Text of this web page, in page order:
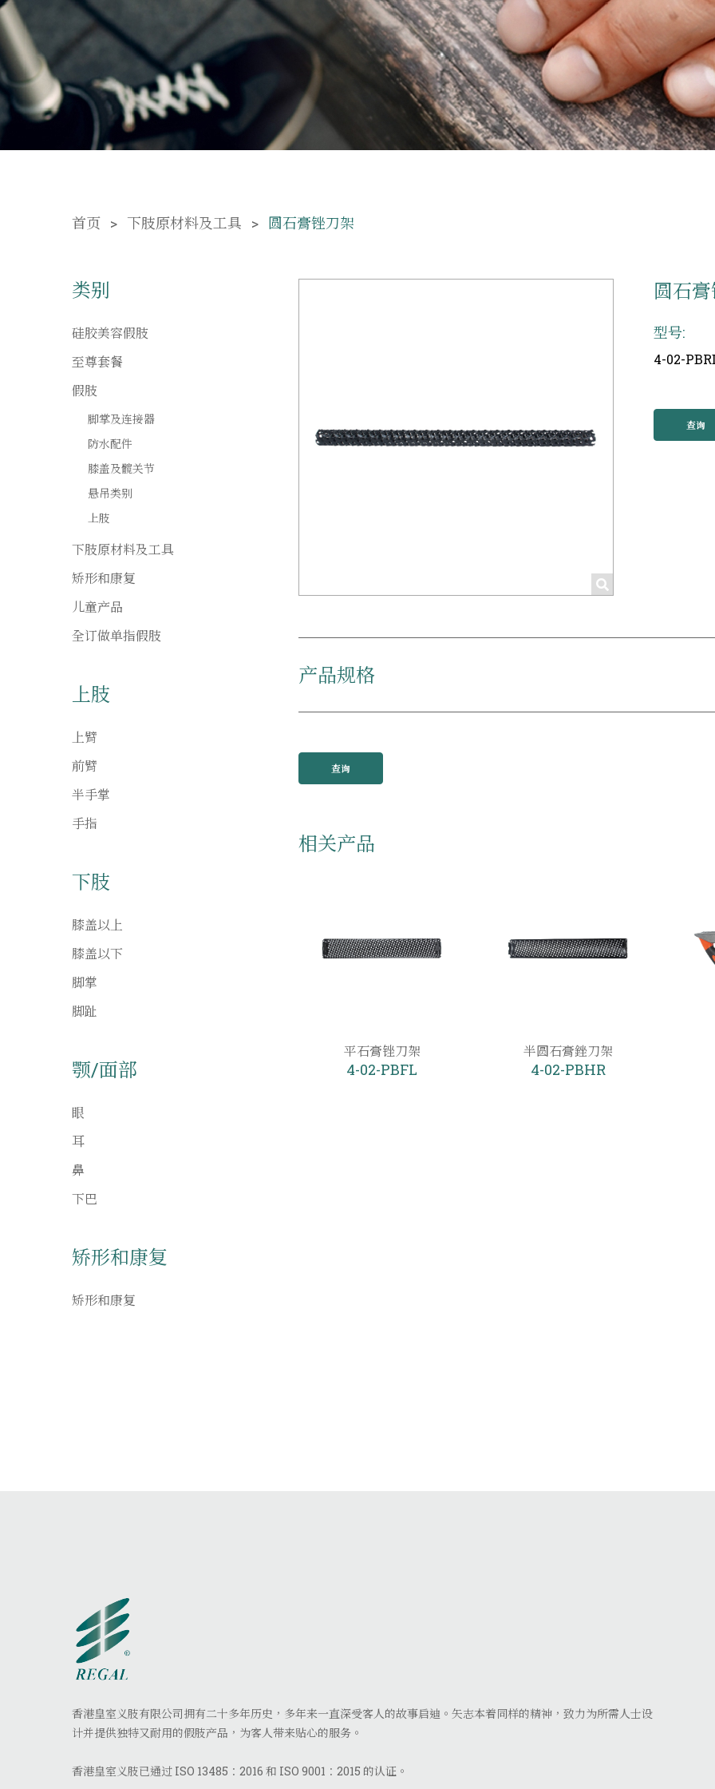
首页 下肢原材料及工具 圆石膏锉刀架
类别
硅胶美容假肢
至尊套餐
假肢
脚掌及连接器
防水配件
膝盖及髋关节
悬吊类别
上肢
下肢原材料及工具
矫形和康复
儿童产品
全订做单指假肢
上肢
上臂
前臂
半手掌
手指
下肢
膝盖以上
膝盖以下
脚掌
脚趾
颚/面部
眼
耳
鼻
下巴
矫形和康复
矫形和康复
圆石
型号:
4-02-
查询
产品规格
查询
相关产品
平石膏锉刀架
4-02-PBFL
半圆石膏銼刀架
4-02-PBHR
香港皇室义肢有限公司拥有二十多年历史，多年来一直深受客人的故事启迪。矢志本着同样的精神，致力为所需人士设
计并提供独特又耐用的假肢产品，为客人带来贴心的服务。
香港皇室义肢已通过 ISO 13485：2016 和 ISO 9001：2015 的认证。